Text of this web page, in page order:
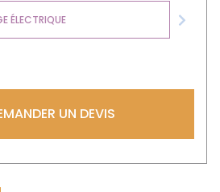
ÉLECTRIQUE
Next
UN DEVIS